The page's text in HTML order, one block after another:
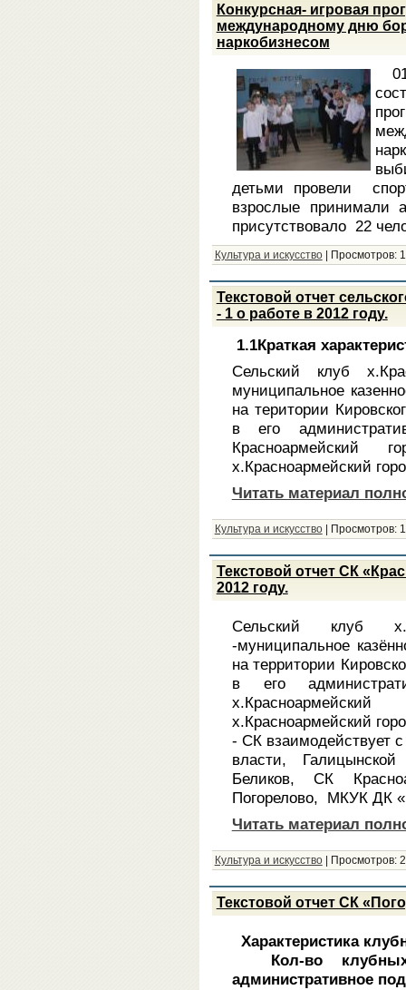
Конкурсная- игровая
международному дню
наркобизнесом
детьми провели
взрослые принимали
присутствовало 22
Культура и искусство| Просмотров:
Текстовой отчет
- 1 о работе в 2012 году.
1.1Краткая
Сельский клуб
муниципальное
на територии
в его
х.Красноармейский
Читать материал
Культура и искусство| Просмотров:
Текстовой отчет СК
2012 году.
Сельский клуб х.
-муниципальное
на территории
в его
х.Красноармейский
- СК взаимодействует
власти,
Беликов, СК
Погорелово, МКУК ДК
Читать материал
Культура и искусство| Просмотров:
Текстовой отчет СК
Характеристика
Кол-во клубных
административное